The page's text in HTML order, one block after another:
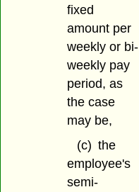
fixed
amount per
weekly or bi-
weekly pay
period, as
the case
may be,
(c) the
employee's
semi-